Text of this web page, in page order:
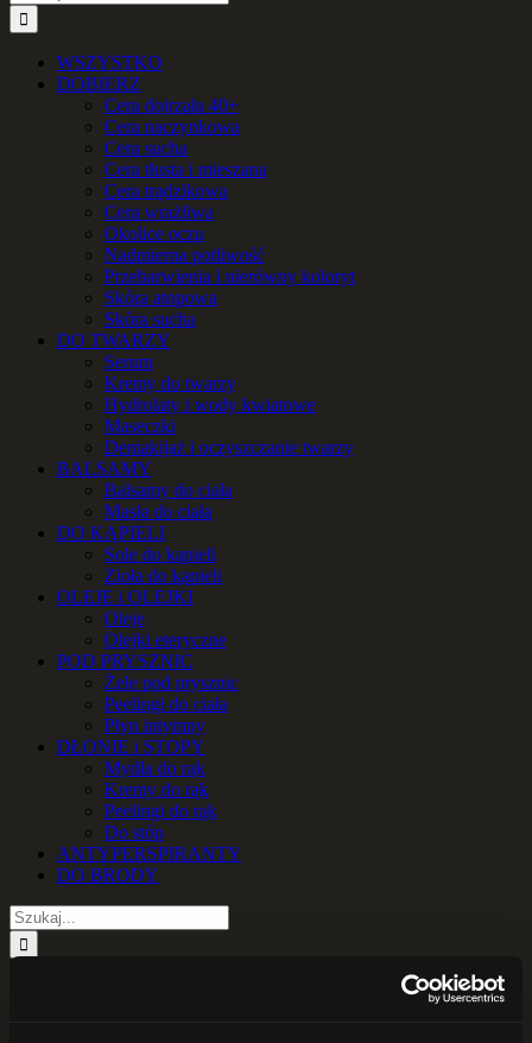
WSZYSTKO
DOBIERZ
Cera dojrzała 40+
Cera naczynkowa
Cera sucha
Cera tłusta i mieszana
Cera trądzikowa
Cera wrażliwa
Okolice oczu
Nadmierna potliwość
Przebarwienia i nierówny koloryt
Skóra atopowa
Skóra sucha
DO TWARZY
Serum
Kremy do twarzy
Hydrolaty i wody kwiatowe
Maseczki
Demakijaż i oczyszczanie twarzy
BALSAMY
Balsamy do ciała
Masła do ciała
DO KĄPIELI
Sole do kąpieli
Zioła do kąpieli
OLEJE i OLEJKI
Oleje
Olejki eteryczne
POD PRYSZNIC
Żele pod prysznic
Peelingi do ciała
Płyn intymny
DŁONIE i STOPY
Mydła do rąk
Kremy do rąk
Peelingi do rąk
Do stóp
ANTYPERSPIRANTY
DO BRODY
Szukaj